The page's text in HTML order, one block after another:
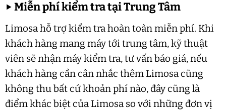
▶Miễn phí kiểm tra tại Trung Tâm
Limosa hỗ trợ kiểm tra hoàn toàn miễn phí. Khi
khách hàng mang máy tới trung tâm, kỹ thuật
viên sẽ nhận máy kiểm tra, tư vấn báo giá, nếu
khách hàng cần cân nhắc thêm Limosa cũng
không thu bất cứ khoản phí nào, đây cũng là
điểm khác biệt của Limosa so với những đơn vị